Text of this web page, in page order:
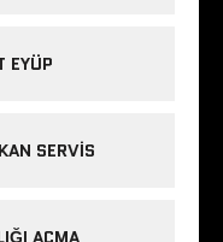
EYÜP
SERVIS